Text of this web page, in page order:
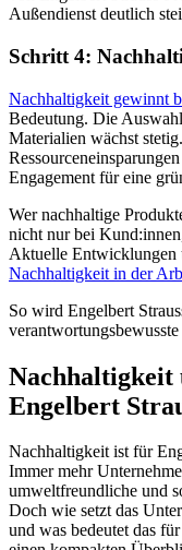
Außendienst deutlich
Schritt 4:
Nachhaltigkeit gewinnt
Bedeutung. Die
Materialien wächst
Engagement für eine
Wer nachhaltige
nicht nur bei
Aktuelle Entwicklungen
Nachhaltigkeit in der
So wird Engelbert
Nachhaltigkeit
Engelbert
Nachhaltigkeit ist für
Immer mehr
umweltfreundliche und
Doch wie setzt das
und was bedeutet das